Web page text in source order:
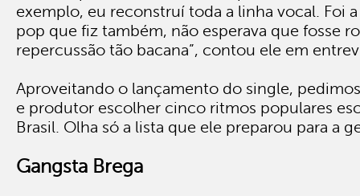
exemplo, eu reconstruí toda a linha vocal. Foi
pop que fiz também, não esperava que fosse
repercussão tão bacana”, contou ele em
Aproveitando o lançamento do single,
e produtor escolher cinco ritmos populares
Brasil. Olha só a lista que ele preparou para a
Gangsta Brega